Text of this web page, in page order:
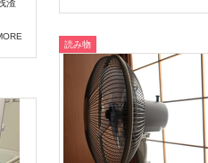
渣
読み物